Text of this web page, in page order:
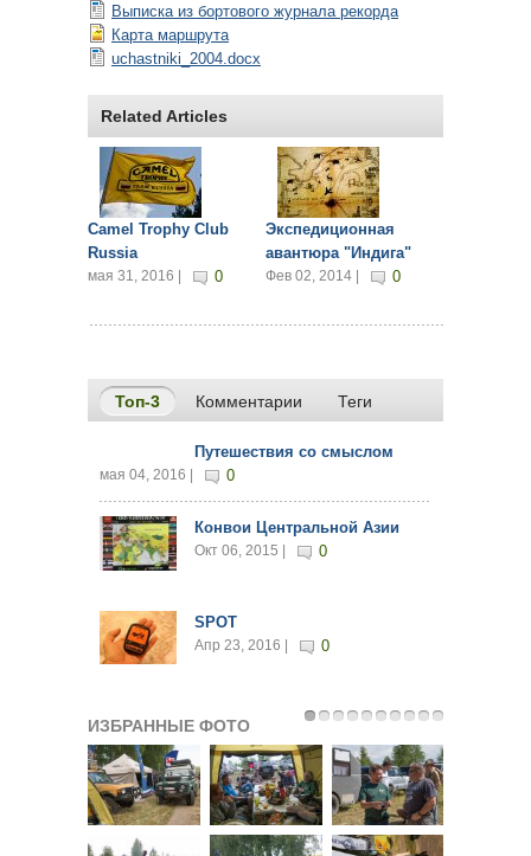
Выписка из бортового журнала рекорда
Карта маршрута
uchastniki_2004.docx
Related Articles
Camel Trophy Club
Russia
мая 31, 2016 | 0
Экспедиционная
авантюра "Индига"
Фев 02, 2014 | 0
Топ-3 (активная вкладка)
Комментарии Теги
Путешествия со смыслом
мая 04, 2016 | 0
Конвои Центральной Азии
Окт 06, 2015 | 0
SPOT
Апр 23, 2016 | 0
ИЗБРАННЫЕ ФОТО